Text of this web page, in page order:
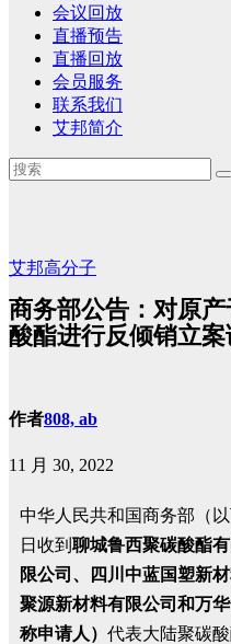
会议回放
直播预告
直播回放
会员服务
联系我们
艾邦简介
艾邦高分子
商务部公告：对原
酸酯进行反倾销立
作者808, ab
11 月 30, 2022
中华人民共和国商务部（
日收到 聊城鲁西聚碳酸酯
限公司、四川中蓝国塑新
聚源新材料有限公司和万
称申请人） 代表大陆聚碳